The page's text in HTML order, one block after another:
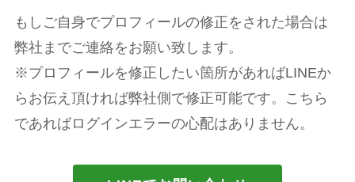
もしご自身でプロフィールの修正をされた場合は
弊社までご連絡をお願い致します。
※プロフィールを修正したい箇所があればLINEか
らお伝え頂ければ弊社側で修正可能です。こちら
であればログインエラーの心配はありません。